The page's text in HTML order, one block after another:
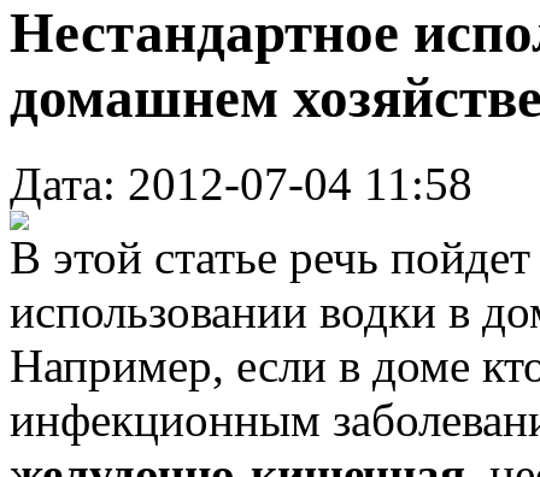
Нестандартное
домашнем
Дата: 2012-07-04 11:58
В этой статье речь
использовании водки в
Например, если в доме
инфекционным